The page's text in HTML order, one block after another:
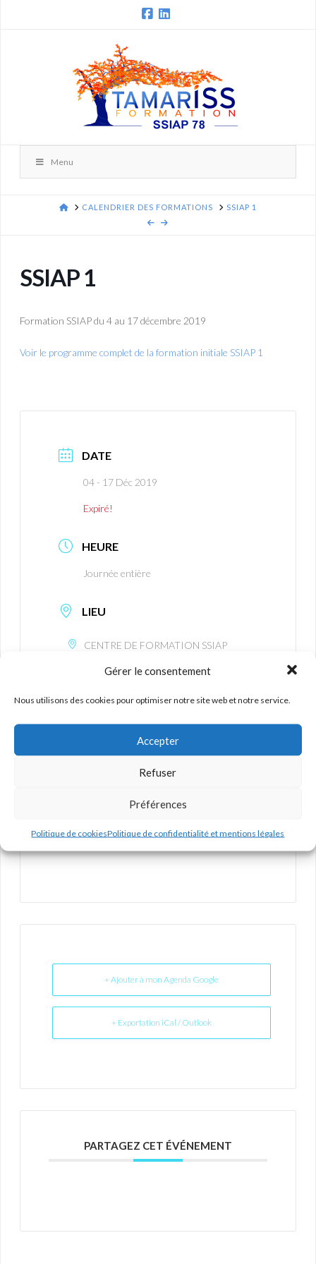
Gérer le consentement
Nous utilisons des cookies pour optimiser notre site web et notre service.
Accepter
Refuser
Préférences
Politique de cookiesPolitique de confidentialité et mentions légales
Menu
HOMECALENDRIER DES FORMATIONS SSIAP 1
SSIAP 1
Formation SSIAP du 4 au 17 décembre 2019
Voir le programme complet de la formation initiale SSIAP 1
DATE
04 - 17 Déc 2019
Expiré!
HEURE
Journée entière
LIEU
CENTRE DE FORMATION SSIAP
Formation SSIAP 1
+ Ajouter à mon Agenda Google
+ Exportation iCal / Outlook
PARTAGEZ CET ÉVÉNEMENT